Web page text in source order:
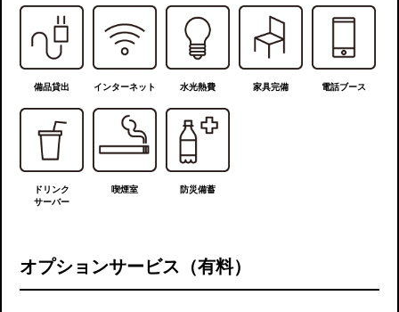
備品貸出 インターネット 水光熱費 家具完備 電話ブース
ドリンク
サーバー
喫煙室 防災備蓄
オプションサービス（有料）